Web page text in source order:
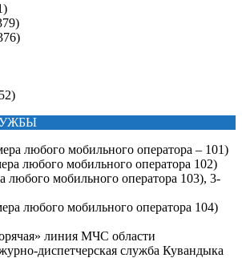
любого мобильного оператора – 101)
любого мобильного оператора 102)
любого мобильного оператора 103), 3-
любого мобильного оператора 104)
линия МЧС области
диспетчерская служба Кувандыка